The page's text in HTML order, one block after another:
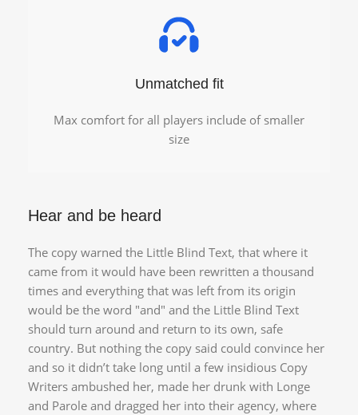
Unmatched fit
Max comfort for all players include of smaller
size
Hear and be heard
The copy warned the Little Blind Text, that where it
came from it would have been rewritten a thousand
times and everything that was left from its origin
would be the word "and" and the Little Blind Text
should turn around and return to its own, safe
country. But nothing the copy said could convince her
and so it didn’t take long until a few insidious Copy
Writers ambushed her, made her drunk with Longe
and Parole and dragged her into their agency, where